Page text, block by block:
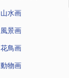
山水画
風景画
花鳥画
動物画